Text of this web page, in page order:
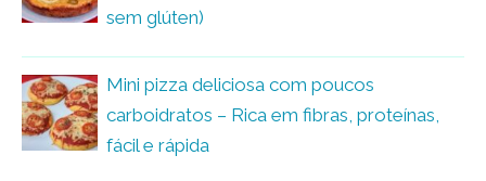
sem glúten)
Mini pizza deliciosa com poucos
carboidratos – Rica em fibras, proteínas,
fácil e rápida